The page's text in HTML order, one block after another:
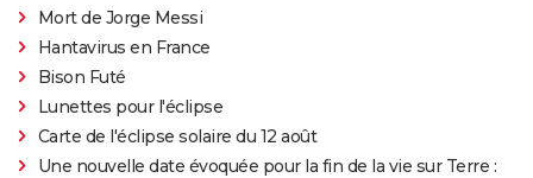
Mort de Jorge Messi
Hantavirus en France
Bison Futé
Lunettes pour l'éclipse
Carte de l'éclipse solaire du 12 août
Une nouvelle date évoquée pour la fin de la vie sur Terre :